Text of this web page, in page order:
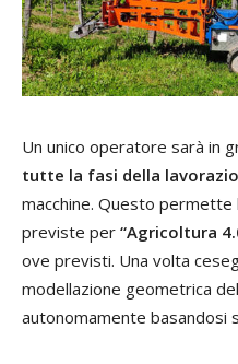
Un unico operatore sarà in
tutte la fasi della
macchine. Questo permette
previste per “Agricoltura
ove previsti. Una volta
modellazione geometrica
autonomamente basandosi